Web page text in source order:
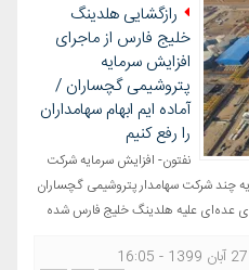
رازگشایی هلدینگ
خلیج فارس از ماجرای
افزایش سرمایه
پتروشیمی گچساران /
آماده ایم ابهام سهامداران
را رفع کنیم
نفتون- افزایش سرمایه شرکت
چند شرکت سهامدار پتروشیمی گچساران
عده‌ای علیه هلدینگ خلیج فارس شده